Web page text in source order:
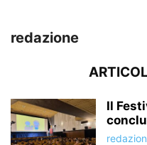
redazione
Il